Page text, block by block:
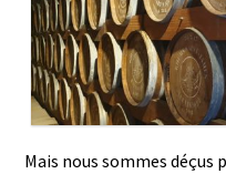
Mais nous sommes déçus